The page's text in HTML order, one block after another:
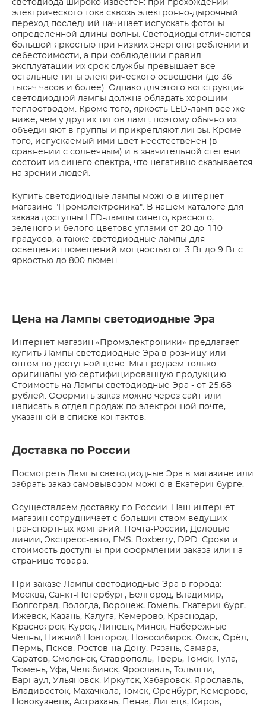
светодиода широко известен: при прохождении
электрического тока сквозь электронно-дырочный
переход последний начинает испускать фотоны
определенной длины волны. Светодиоды отличаются
большой яркостью при низких энергопотреблении и
себестоимости, а при соблюдении правил
эксплуатации их срок службы превышает все
остальные типы электрического освещени (до 36
тысяч часов и более). Однако для этого конструкция
светодиодной лампы должна обладать хорошим
теплоотводом. Кроме того, яркость LED-ламп всё же
ниже, чем у других типов ламп, поэтому обычно их
объединяют в группы и прикрепляют линзы. Кроме
того, испускаемый ими цвет неестественен (в
сравнении с солнечным) и в значительной степени
состоит из синего спектра, что негативно сказывается
на зрении людей.
Купить светодиодные лампы можно в интернет-
магазине "Промэлектроника". В нашем каталоге для
заказа доступны LED-лампы синего, красного,
зеленого и белого цветовс углами от 20 до 110
градусов, а также светодиодные лампы для
освещения помещений мощностью от 3 Вт до 9 Вт с
яркостью до 800 люмен.
Цена на Лампы светодиодные Эра
Интернет-магазин «Промэлектроники» предлагает
купить Лампы светодиодные Эра в розницу или
оптом по доступной цене. Мы продаем только
оригинальную сертифицированную продукцию.
Стоимость на Лампы светодиодные Эра - от 25.68
рублей. Оформить заказ можно через сайт или
написать в отдел продаж по электронной почте,
указанной в списке контактов.
Доставка по России
Посмотреть Лампы светодиодные Эра в магазине или
забрать заказ самовывозом можно в Екатеринбурге.
Осуществляем доставку по России. Наш интернет-
магазин сотрудничает с большинством ведущих
транспортных компаний: Почта-России, Деловые
линии, Экспресс-авто, EMS, Boxberry, DPD. Сроки и
стоимость доступны при оформлении заказа или на
странице товара.
При заказе Лампы светодиодные Эра в города:
Москва, Санкт-Петербург, Белгород, Владимир,
Волгоград, Вологда, Воронеж, Гомель, Екатеринбург,
Ижевск, Казань, Калуга, Кемерово, Краснодар,
Красноярск, Курск, Липецк, Минск, Набережные
Челны, Нижний Новгород, Новосибирск, Омск, Орёл,
Пермь, Псков, Ростов-на-Дону, Рязань, Самара,
Саратов, Смоленск, Ставрополь, Тверь, Томск, Тула,
Тюмень, Уфа, Челябинск, Ярославль, Тольятти,
Барнаул, Ульяновск, Иркутск, Хабаровск, Ярославль,
Владивосток, Махачкала, Томск, Оренбург, Кемерово,
Новокузнецк, Астрахань, Пенза, Липецк, Киров,